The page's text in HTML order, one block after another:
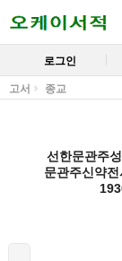
로그인
고서 종교
선한문관주
문관주신약